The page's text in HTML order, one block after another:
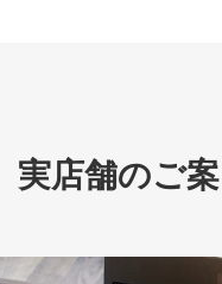
実店舗のご